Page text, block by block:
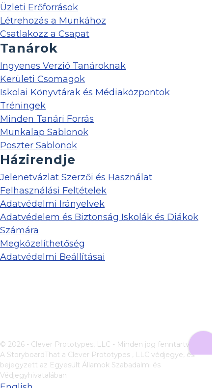
Üzleti Erőforrások
Létrehozás a Munkához
Csatlakozz a Csapat
Tanárok
Ingyenes Verzió Tanároknak
Kerületi Csomagok
Iskolai Könyvtárak és Médiaközpontok
Tréningek
Minden Tanári Forrás
Munkalap Sablonok
Poszter Sablonok
Házirendje
Jelenetvázlat Szerzői és Használat
Felhasználási Feltételek
Adatvédelmi Irányelvek
Adatvédelem és Biztonság Iskolák és Diákok
Számára
Megközelíthetőség
Adatvédelmi Beállításai
© 2026 - Clever Prototypes, LLC - Minden jog fenntartva.
A StoryboardThat a Clever Prototypes , LLC védjegye, és
bejegyzett az Egyesült Államok Szabadalmi és
Védjegyhivatalában